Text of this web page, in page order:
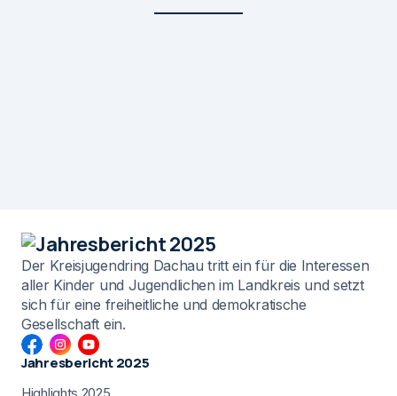
Der Kreisjugendring Dachau tritt ein für die Interessen
aller Kinder und Jugendlichen im Landkreis und setzt
sich für eine freiheitliche und demokratische
Gesellschaft ein.
Jahresbericht 2025